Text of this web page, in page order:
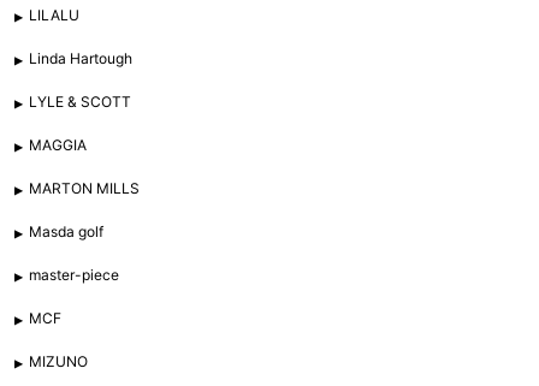
LILALU
Linda Hartough
LYLE & SCOTT
MAGGIA
MARTON MILLS
Masda golf
master-piece
MCF
MIZUNO